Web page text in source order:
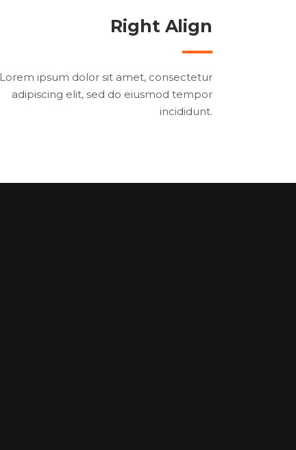
Right Align
Lorem ipsum dolor sit amet, consectetur
adipiscing elit, sed do eiusmod tempor
incididunt.